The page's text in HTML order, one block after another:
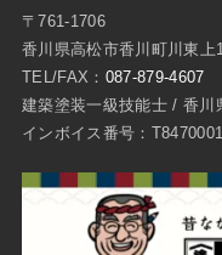
〒761-1706
香川県高松市香川町川東上
TEL/FAX： 087-879-4607
建築塗装一級技能士 / 香川
インボイス番号：